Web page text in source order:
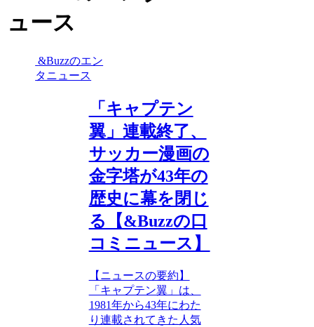
ュース
&Buzzのエン
タニュース
「キャプテン
翼」連載終了、
サッカー漫画の
金字塔が43年の
歴史に幕を閉じ
る【&Buzzの口
コミニュース】
【ニュースの要約】
「キャプテン翼」は、
1981年から43年にわた
り連載されてきた人気